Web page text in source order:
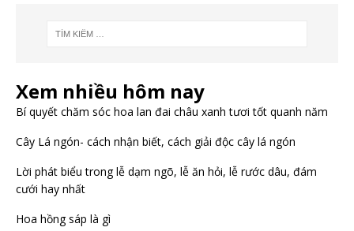
Xem nhiều hôm nay
Bí quyết chăm sóc hoa lan đai châu xanh tươi tốt quanh năm
Cây Lá ngón- cách nhận biết, cách giải độc cây lá ngón
Lời phát biểu trong lễ dạm ngõ, lễ ăn hỏi, lễ rước dâu, đám
cưới hay nhất
Hoa hồng sáp là gì